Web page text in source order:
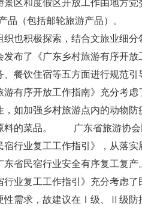
品（包括邮轮旅游产品）。
织也积极探索，结合文旅业细
发布了《广东乡村旅游有序开
、餐饮住宿等五方面进行规范
游有序开放工作指南》充分考
，如加强乡村旅游点内的动物
料的菜品。 广东省旅游协会
宿行业复工工作指引》，从落
东省民宿行业安全有序复工复
行业复工工作指引》充分考虑
性需求，故建议在Ⅰ级、Ⅱ级防